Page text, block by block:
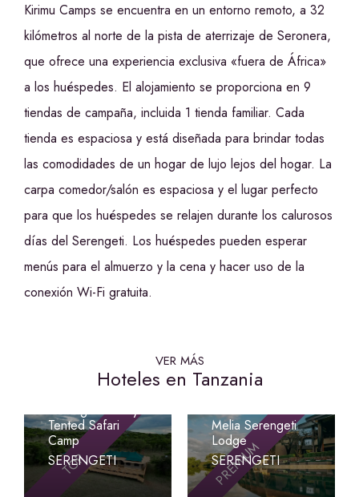
Kirimu Camps se encuentra en un entorno remoto, a 32
kilómetros al norte de la pista de aterrizaje de Seronera,
que ofrece una experiencia exclusiva «fuera de África»
a los huéspedes. El alojamiento se proporciona en 9
tiendas de campaña, incluida 1 tienda familiar. Cada
tienda es espaciosa y está diseñada para brindar todas
las comodidades de un hogar de lujo lejos del hogar. La
carpa comedor/salón es espaciosa y el lugar perfecto
para que los huéspedes se relajen durante los calurosos
días del Serengeti. Los huéspedes pueden esperar
menús para el almuerzo y la cena y hacer uso de la
conexión Wi-Fi gratuita.
VER MÁS
Hoteles en Tanzania
TOP
Serengeti Luxury
Tented Safari
Camp
SERENGETI
PREMIUM
Melia Serengeti
Lodge
SERENGETI